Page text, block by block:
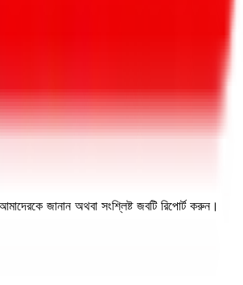
জানান অথবা সংশ্লিষ্ট জবটি রিপোর্ট করুন।